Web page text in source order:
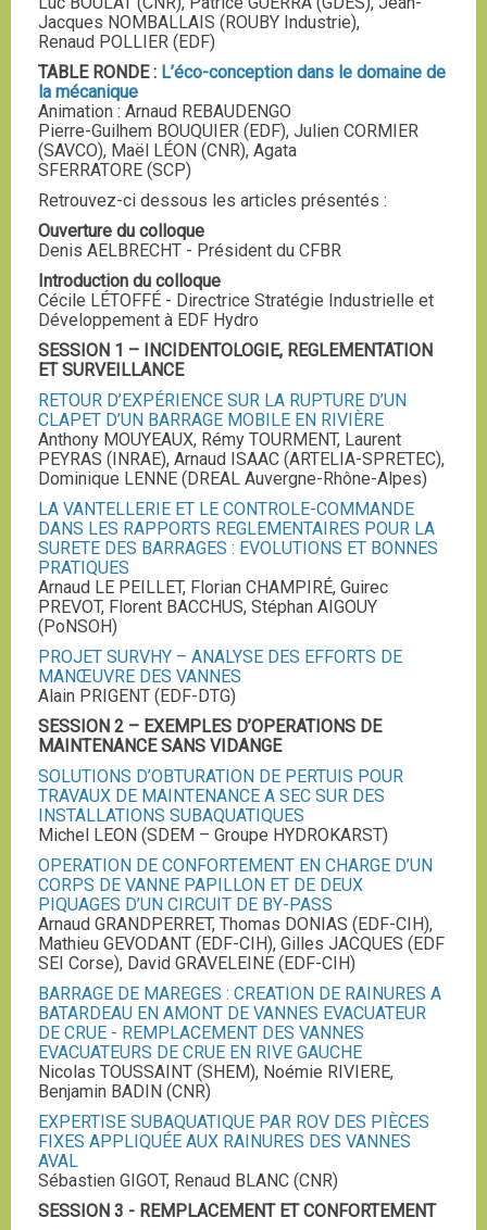
Jacques NOMBALLAIS (ROUBY Industrie),
Renaud POLLIER (EDF)
TABLE RONDE : L’éco-conception dans le domaine de
la mécanique
Animation : Arnaud REBAUDENGO
Pierre-Guilhem BOUQUIER (EDF), Julien CORMIER
(SAVCO), Maël LÉON (CNR), Agata
SFERRATORE (SCP)
Retrouvez-ci dessous les articles présentés :
Ouverture du colloque
Denis AELBRECHT - Président du CFBR
Introduction du colloque
Cécile LÉTOFFÉ - Directrice Stratégie Industrielle et
Développement à EDF Hydro
SESSION 1 – INCIDENTOLOGIE, REGLEMENTATION
ET SURVEILLANCE
RETOUR D’EXPÉRIENCE SUR LA RUPTURE D’UN
CLAPET D’UN BARRAGE MOBILE EN RIVIÈRE
Anthony MOUYEAUX, Rémy TOURMENT, Laurent
PEYRAS (INRAE), Arnaud ISAAC (ARTELIA-SPRETEC),
Dominique LENNE (DREAL Auvergne-Rhône-Alpes)
LA VANTELLERIE ET LE CONTROLE-COMMANDE
DANS LES RAPPORTS REGLEMENTAIRES POUR LA
SURETE DES BARRAGES : EVOLUTIONS ET BONNES
PRATIQUES
Arnaud LE PEILLET, Florian CHAMPIRÉ, Guirec
PREVOT, Florent BACCHUS, Stéphan AIGOUY
(PoNSOH)
PROJET SURVHY – ANALYSE DES EFFORTS DE
MANŒUVRE DES VANNES
Alain PRIGENT (EDF-DTG)
SESSION 2 – EXEMPLES D’OPERATIONS DE
MAINTENANCE SANS VIDANGE
SOLUTIONS D’OBTURATION DE PERTUIS POUR
TRAVAUX DE MAINTENANCE A SEC SUR DES
INSTALLATIONS SUBAQUATIQUES
Michel LEON (SDEM – Groupe HYDROKARST)
OPERATION DE CONFORTEMENT EN CHARGE D’UN
CORPS DE VANNE PAPILLON ET DE DEUX
PIQUAGES D’UN CIRCUIT DE BY-PASS
Arnaud GRANDPERRET, Thomas DONIAS (EDF-CIH),
Mathieu GEVODANT (EDF-CIH), Gilles JACQUES (EDF
SEI Corse), David GRAVELEINE (EDF-CIH)
BARRAGE DE MAREGES : CREATION DE RAINURES A
BATARDEAU EN AMONT DE VANNES EVACUATEUR
DE CRUE - REMPLACEMENT DES VANNES
EVACUATEURS DE CRUE EN RIVE GAUCHE
Nicolas TOUSSAINT (SHEM), Noémie RIVIERE,
Benjamin BADIN (CNR)
EXPERTISE SUBAQUATIQUE PAR ROV DES PIÈCES
FIXES APPLIQUÉE AUX RAINURES DES VANNES
AVAL
Sébastien GIGOT, Renaud BLANC (CNR)
SESSION 3 - REMPLACEMENT ET CONFORTEMENT